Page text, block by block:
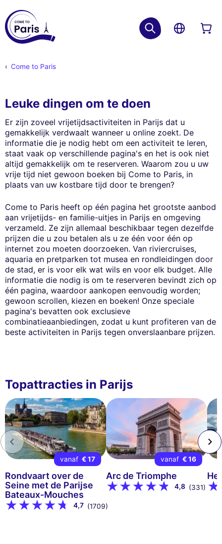
Come to Paris
Leuke dingen om te doen
Er zijn zoveel vrijetijdsactiviteiten in Parijs dat u
gemakkelijk verdwaalt wanneer u online zoekt. De
informatie die je nodig hebt om een ​​activiteit te leren,
staat vaak op verschillende pagina's en het is ook niet
altijd gemakkelijk om te reserveren. Waarom zou u uw
vrije tijd niet gewoon boeken bij Come to Paris, in
plaats van uw kostbare tijd door te brengen?
Come to Paris heeft op één pagina het grootste aanbod
aan vrijetijds- en familie-uitjes in Parijs en omgeving
verzameld. Ze zijn allemaal beschikbaar tegen dezelfde
prijzen die u zou betalen als u ze één voor één op
internet zou moeten doorzoeken. Van riviercruises,
aquaria en pretparken tot musea en rondleidingen door
de stad, er is voor elk wat wils en voor elk budget. Alle
informatie die nodig is om te reserveren bevindt zich op
één pagina, waardoor aankopen eenvoudig worden;
gewoon scrollen, kiezen en boeken! Onze speciale
pagina's bevatten ook exclusieve
combinatieaanbiedingen, zodat u kunt profiteren van de
beste activiteiten in Parijs tegen onverslaanbare prijzen.
Topattracties in Parijs
vanaf € 17
Rondvaart over de
Seine met de Parijse
Bateaux-Mouches
4,7 (1709)
vanaf € 16
Arc de Triomphe
4,8 (331)